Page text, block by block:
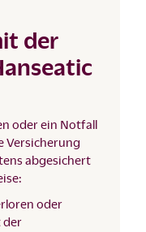
der
oder ein Notfall
Versicherung
abgesichert
oder
der